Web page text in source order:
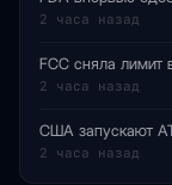
2 часа назад
FCC сняла
2 часа назад
США запускают
2 часа назад